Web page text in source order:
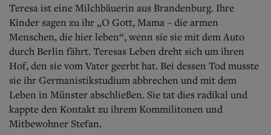
Teresa ist eine Milchbäuerin aus Brandenburg. Ihre
Kinder sagen zu ihr „O Gott, Mama – die armen
Menschen, die hier leben“, wenn sie sie mit dem Auto
durch Berlin fährt. Teresas Leben dreht sich um ihren
Hof, den sie vom Vater geerbt hat. Bei dessen Tod musste
sie ihr Germanistikstudium abbrechen und mit dem
Leben in Münster abschließen. Sie tat dies radikal und
kappte den Kontakt zu ihrem Kommilitonen und
Mitbewohner Stefan.